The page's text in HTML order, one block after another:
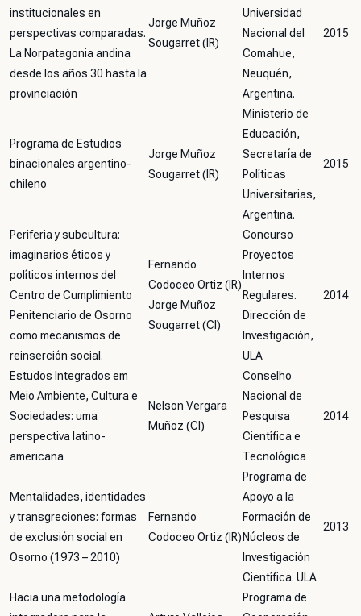
institucionales en
perspectivas comparadas.
La Norpatagonia andina
desde los años 30 hasta la
provinciación
Jorge Muñoz
Sougarret (IR)
Universidad
Nacional del
Comahue,
Neuquén,
Argentina.
2015
Programa de Estudios
binacionales argentino-
chileno
Jorge Muñoz
Sougarret (IR)
Ministerio de
Educación,
Secretaría de
Políticas
Universitarias,
Argentina.
2015
Periferia y subcultura:
imaginarios éticos y
políticos internos del
Centro de Cumplimiento
Penitenciario de Osorno
como mecanismos de
reinserción social.
Fernando
Codoceo Ortiz (IR)
Jorge Muñoz
Sougarret (CI)
Concurso
Proyectos
Internos
Regulares.
Dirección de
Investigación,
ULA
2014
Estudos Integrados em
Meio Ambiente, Cultura e
Sociedades: uma
perspectiva latino-
americana
Nelson Vergara
Muñoz (CI)
Conselho
Nacional de
Pesquisa
Científica e
Tecnológica
2014
Mentalidades, identidades
y transgreciones: formas
de exclusión social en
Osorno (1973 – 2010)
Fernando
Codoceo Ortiz (IR)
Programa de
Apoyo a la
Formación de
Núcleos de
Investigación
Científica. ULA
2013
Hacia una metodología
Programa de